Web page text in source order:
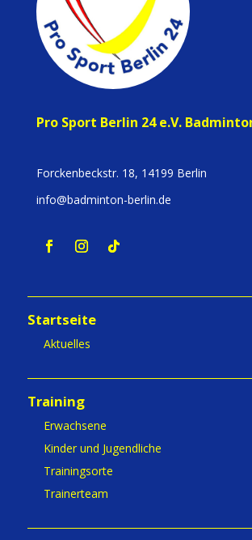
Pro Sport Berlin 24 e.V.
Forckenbeckstr. 18, 14199 Berlin
info@badminton-berlin.de
Startseite
Aktuelles
Training
Erwachsene
Kinder und Jugendliche
Trainingsorte
Trainerteam